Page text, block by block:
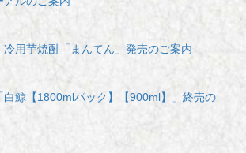
冷用芋焼酎「まんてん」発売のご案内
白鯨【1800mlパック】【900ml】」終売の